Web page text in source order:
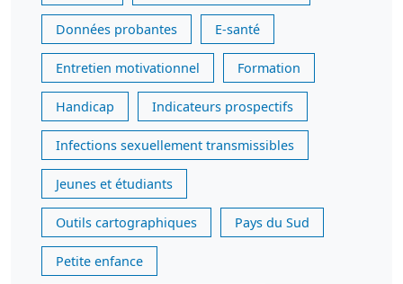
Données probantes E-santé
Entretien motivationnel Formation
Handicap Indicateurs prospectifs
Infections sexuellement transmissibles
Jeunes et étudiants
Outils cartographiques Pays du Sud
Petite enfance